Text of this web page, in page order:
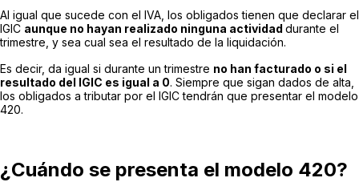
Al igual que sucede con el IVA, los obligados tienen que declarar el
IGIC aunque no hayan realizado ninguna actividad durante el
trimestre, y sea cual sea el resultado de la liquidación.
Es decir, da igual si durante un trimestre no han facturado o si el
resultado del IGIC es igual a 0. Siempre que sigan dados de alta,
los obligados a tributar por el IGIC tendrán que presentar el modelo
420.
¿Cuándo se presenta el modelo 420?